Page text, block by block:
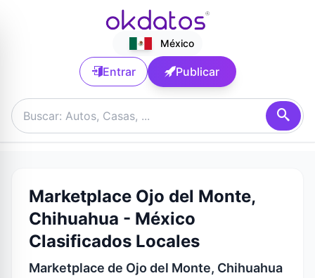
México
Entrar Publicar
Marketplace Ojo del Monte,
Chihuahua - México
Clasificados Locales
Marketplace de Ojo del Monte, Chihuahua